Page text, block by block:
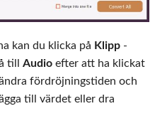
kan du klicka på Klipp -
till Audio efter att ha klickat
fördröjningstiden och
till värdet eller dra